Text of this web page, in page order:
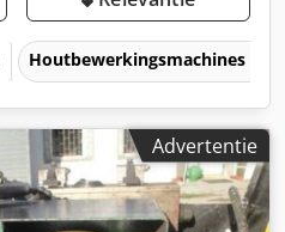
Houtbewerkingsmachines
Advertentie